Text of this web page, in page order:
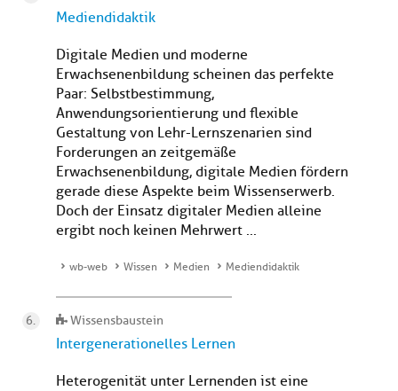
Mediendidaktik
Digitale Medien und moderne
Erwachsenenbildung scheinen das perfekte
Paar: Selbstbestimmung,
Anwendungsorientierung und flexible
Gestaltung von Lehr-Lernszenarien sind
Forderungen an zeitgemäße
Erwachsenenbildung, digitale Medien fördern
gerade diese Aspekte beim Wissenserwerb.
Doch der Einsatz digitaler Medien alleine
ergibt noch keinen Mehrwert ...
wb-web Wissen Medien Mediendidaktik
Wissensbaustein
Intergenerationelles Lernen
Heterogenität unter Lernenden ist eine